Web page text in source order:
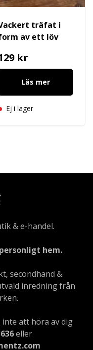
träfat i
av ett löv
kr
Läs mer
Ej i lager
& e-handel.
hem.
secondhand &
inredning från
att höra av dig
eller